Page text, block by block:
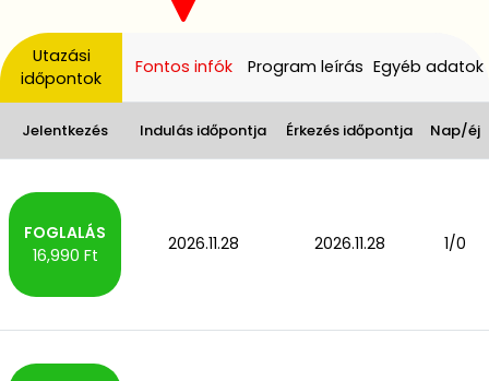
Utazási
időpontok
Fontos infók Program leírás Egyéb adatok
Jelentkezés Indulás időpontja Érkezés időpontja Nap/éj
16,990 Ft
2026.11.28 2026.11.28 1/0